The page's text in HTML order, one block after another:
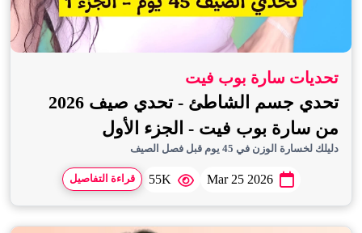
تحديات سارة بوب فيت
تحدي جسم الشاطئ - تحدي صيف 2026
من سارة بوب فيت - الجزء الأول
دليلك لخسارة الوزن في 45 يوم قبل فصل الصيف
Mar 25 2026
55K قراءة التفاصيل